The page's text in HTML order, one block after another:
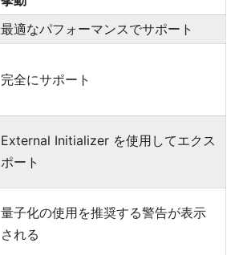
最適なパフォーマンスでサポート
完全にサポート
External Initializer を使用してエクス
ポート
量子化の使用を推奨する警告が表示
される